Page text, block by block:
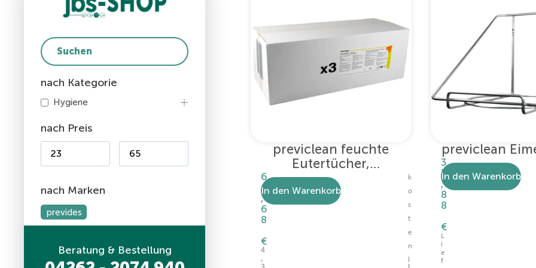
nach Kategorie
Hygiene
nach Preis
nach Marken
prevides
Beratung & Bestellung
previclean feuchte
Eutertücher,
Nachfüllpack – 3 x 800
Blatt
6
4
,
6
8
€
4
,
In den Warenkorb
k
o
s
t
e
n
previclean
3
7
,
8
8
€
L
i
e
f
In den Warenkorb